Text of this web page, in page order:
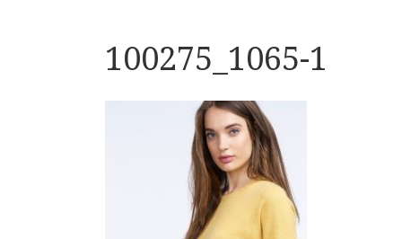
100275_1065-1